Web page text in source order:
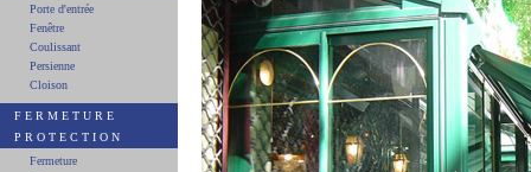
Porte d'entrée
Fenêtre
Coulissant
Persienne
Cloison
FERMETURE
PROTECTION
Fermeture